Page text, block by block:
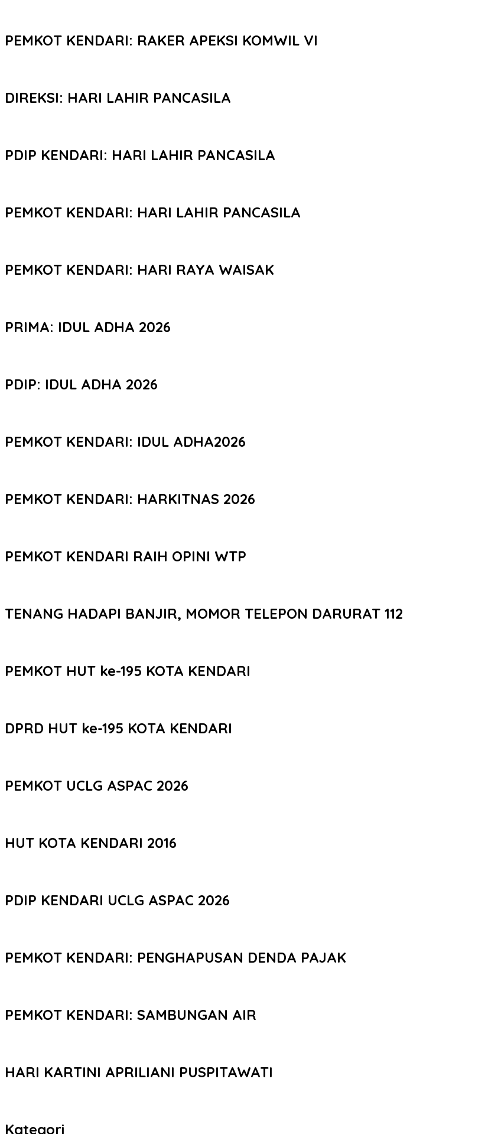
PEMKOT KENDARI: RAKER APEKSI KOMWIL VI
DIREKSI: HARI LAHIR PANCASILA
PDIP KENDARI: HARI LAHIR PANCASILA
PEMKOT KENDARI: HARI LAHIR PANCASILA
PEMKOT KENDARI: HARI RAYA WAISAK
PRIMA: IDUL ADHA 2026
PDIP: IDUL ADHA 2026
PEMKOT KENDARI: IDUL ADHA2026
PEMKOT KENDARI: HARKITNAS 2026
PEMKOT KENDARI RAIH OPINI WTP
TENANG HADAPI BANJIR, MOMOR TELEPON DARURAT 112
PEMKOT HUT ke-195 KOTA KENDARI
DPRD HUT ke-195 KOTA KENDARI
PEMKOT UCLG ASPAC 2026
HUT KOTA KENDARI 2016
PDIP KENDARI UCLG ASPAC 2026
PEMKOT KENDARI: PENGHAPUSAN DENDA PAJAK
PEMKOT KENDARI: SAMBUNGAN AIR
HARI KARTINI APRILIANI PUSPITAWATI
Kategori